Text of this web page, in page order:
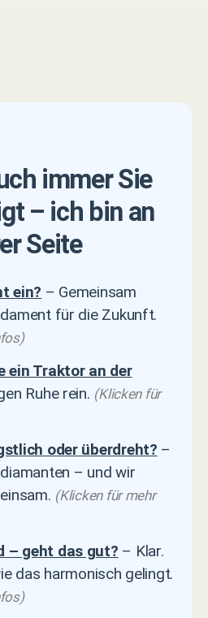
immer Sie
– ich bin an
Seite
ein? – Gemeinsam
für die Zukunft.
ein Traktor an der
Ruhe rein. (Klicken für
oder überdreht? –
– und wir
(Klicken für mehr
– geht das gut? – Klar.
das harmonisch gelingt.